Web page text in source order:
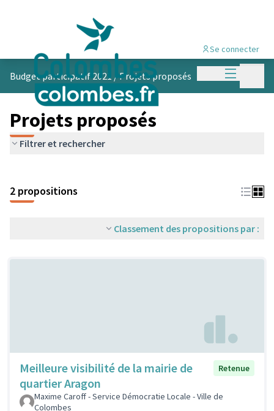
Menu
Se connecter
Budget participatif 2021 /Projets proposés
Projets proposés
Filtrer et rechercher
2 propositions
Classement des propositions par :
Meilleure visibilité de la mairie de
quartier Aragon
Retenue
Maxime Caroff - Service Démocratie Locale - Ville de
Colombes